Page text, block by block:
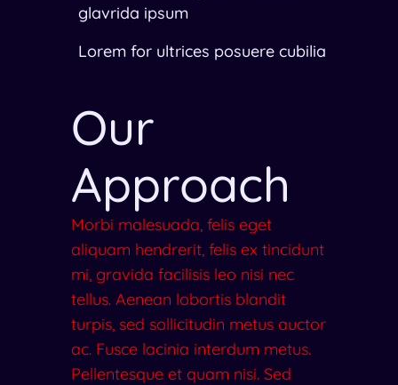
glavrida ipsum
Lorem for ultrices posuere cubilia
Our
Approach
Morbi malesuada, felis eget
aliquam hendrerit, felis ex tincidunt
mi, gravida facilisis leo nisi nec
tellus. Aenean lobortis blandit
turpis, sed sollicitudin metus auctor
ac. Fusce lacinia interdum metus.
Pellentesque et quam nisi. Sed